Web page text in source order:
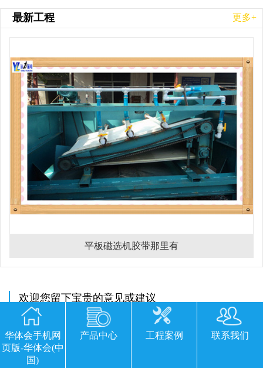
最新工程 更多+
平板磁选机胶带那里有
欢迎您留下宝贵的意见或建议
华体会手机网
页版-华体会(中
国)
产品中心 工程案例 联系我们